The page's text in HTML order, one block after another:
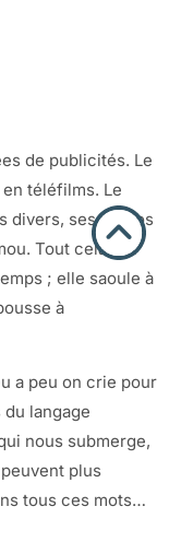
de publicités. Le
téléfilms. Le
divers, ses photos
Tout cela fait
; elle saoule à
à
a peu on crie pour
langage
nous submerge,
plus
tous ces mots…